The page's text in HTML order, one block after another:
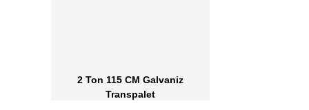
2 Ton 115 CM Galvaniz
Transpalet